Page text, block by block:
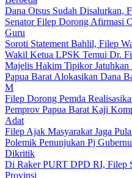
Dana Otsus Sudah Disalurkan,
Senator Filep Dorong Afirmasi
Guru
Soroti Statement Bahlil, Filep
Wakil Ketua LPSK Temui Dr.
Majelis Hakim Tipikor Jatuhkan
Papua Barat Alokasikan Dana
M
Filep Dorong Pemda
Pemprov Papua Barat Kaji
Adat
Filep Ajak Masyarakat Jaga
Polemik Penunjukan Pj
Dikritik
Di Raker PURT DPD RI, Filep
Provinsi